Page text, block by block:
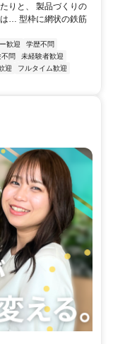
りと、 製品づくりの
… 型枠に網状の鉄筋
歓迎
学歴不問
問
未経験者歓迎
迎
フルタイム歓迎